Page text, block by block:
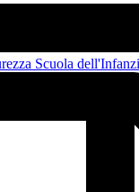
Scuola